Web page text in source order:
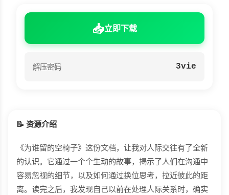
📥立即下载
解压密码 3vie
📝 资源介绍
《为谁留的空椅子》这份文档，让我对人际交往有了全新
的认识。它通过一个个生动的故事，揭示了人们在沟通中
容易忽视的细节，以及如何通过换位思考，拉近彼此的距
离。读完之后，我发现自己以前在处理人际关系时，确实